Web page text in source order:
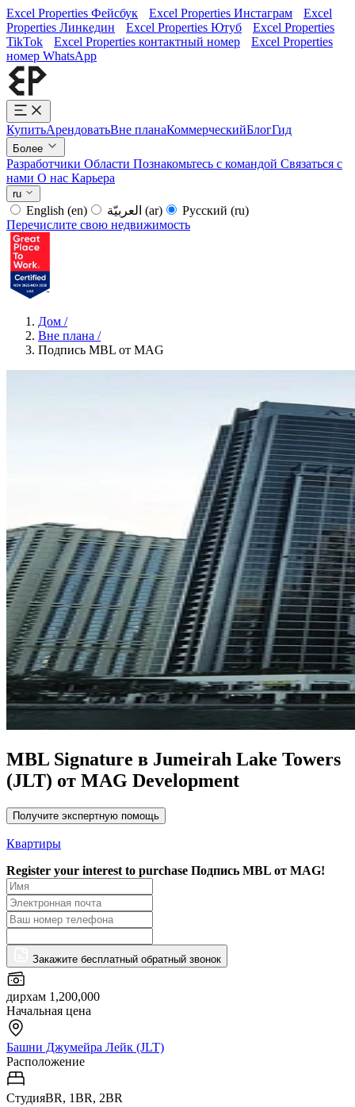
Excel Properties Фейсбук Excel Properties Инстаграм
Excel
Properties Линкедин
Excel Properties Ютуб
Excel Properties
TikTok
Excel Properties контактный номер
Excel Properties
номер WhatsApp
КупитьАрендоватьВне планаКоммерческийБлогГид
Более
Разработчики Области Познакомьтесь с командой Связаться с
нами О нас Карьера
ru
English (en) (ar) Русский (ru)
Перечислите свою недвижимость
Дом /
Вне плана /
Подпись MBL от MAG
MBL Signature в Jumeirah Lake Towers
(JLT) от MAG Development
Получите экспертную помощь
Квартиры
Register your interest to purchase Подпись MBL от MAG!
Закажите бесплатный обратный звонок
дирхам 1,200,000
Начальная цена
Башни Джумейра Лейк (JLT)
Расположение
СтудияBR, 1BR, 2BR